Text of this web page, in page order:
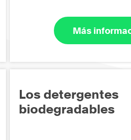
Más
Los detergentes
biodegradables